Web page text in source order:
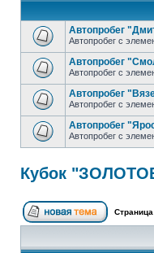
Автопробег
Автопробег с
Автопробег
Автопробег с
Автопробег
Автопробег с
Автопробег
Автопробег с
Кубок
Страница